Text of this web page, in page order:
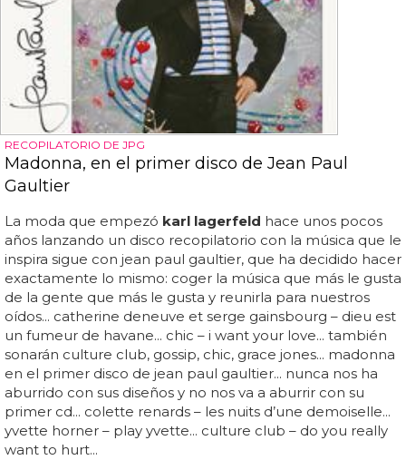
RECOPILATORIO DE JPG
Madonna, en el primer disco de Jean Paul
Gaultier
La moda que empezó karl lagerfeld hace unos pocos
años lanzando un disco recopilatorio con la música que le
inspira sigue con jean paul gaultier, que ha decidido hacer
exactamente lo mismo: coger la música que más le gusta
de la gente que más le gusta y reunirla para nuestros
oídos... catherine deneuve et serge gainsbourg – dieu est
un fumeur de havane... chic – i want your love... también
sonarán culture club, gossip, chic, grace jones... madonna
en el primer disco de jean paul gaultier... nunca nos ha
aburrido con sus diseños y no nos va a aburrir con su
primer cd... colette renards – les nuits d’une demoiselle...
yvette horner – play yvette... culture club – do you really
want to hurt...